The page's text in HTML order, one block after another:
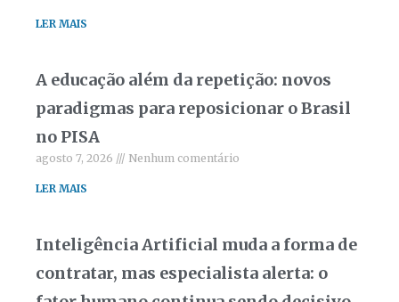
LER MAIS
A educação além da repetição: novos
paradigmas para reposicionar o Brasil
no PISA
agosto 7, 2026 Nenhum comentário
LER MAIS
Inteligência Artificial muda a forma de
contratar, mas especialista alerta: o